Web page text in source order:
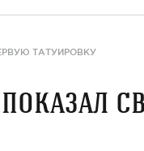
ТАТУИРОВКУ